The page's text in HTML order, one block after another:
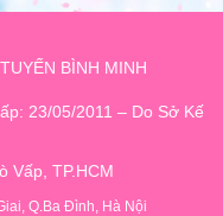
BÌNH MINH
23/05/2011 – Do Sở Kế
Vấp, TP.HCM
Q.Ba Đình, Hà Nội